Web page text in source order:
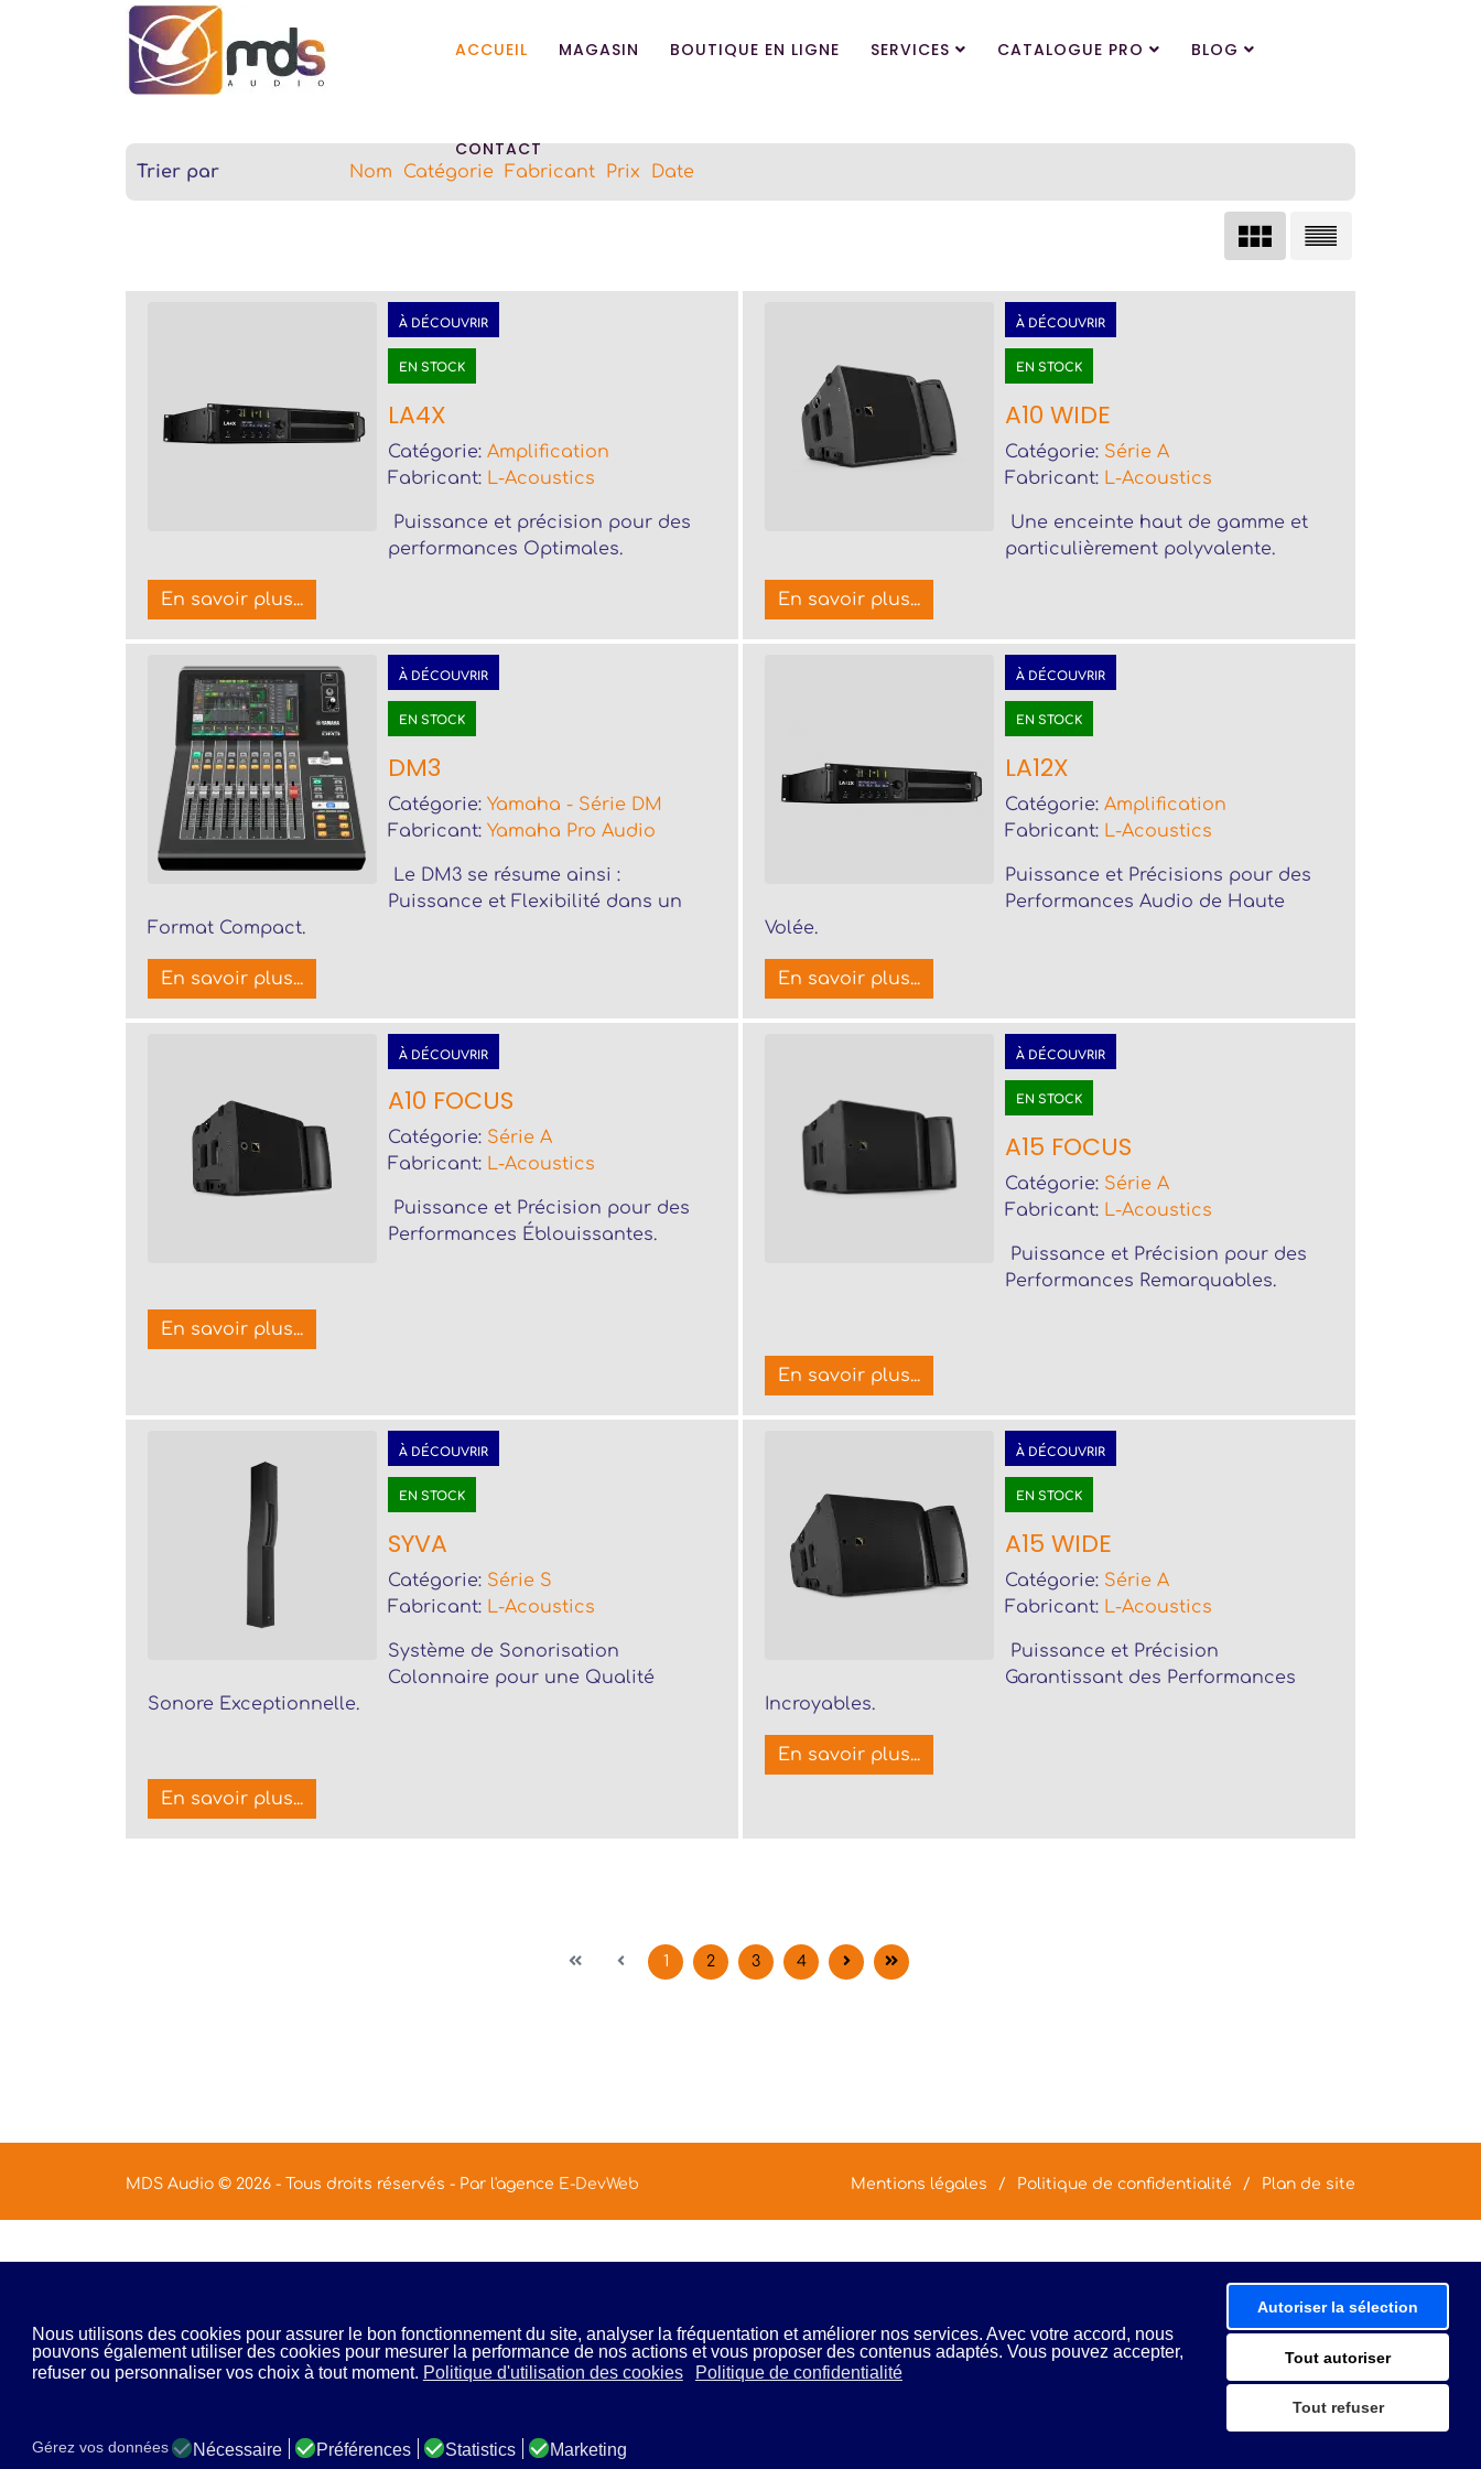
Nous utilisons des cookies pour assurer le bon fonctionnement du site, analyser la fréquentation et améliorer nos services. Avec votre accord, nous
pouvons également utiliser des cookies pour mesurer la performance de nos actions et vous proposer des contenus adaptés. Vous pouvez accepter,
refuser ou personnaliser vos choix à tout moment. Politique d'utilisation des cookies Politique de confidentialité
Autoriser la sélection
Tout autoriser
Tout refuser
Gérez vos données Nécessaire Préférences Statistics Marketing
ACCUEIL MAGASIN BOUTIQUE EN LIGNE SERVICES CATALOGUE PRO BLOG
CONTACT
Trier par Nom Catégorie Fabricant Prix Date
À DÉCOUVRIR
EN STOCK
LA4X
Catégorie: Amplification
Fabricant: L-Acoustics
Puissance et précision pour des
performances Optimales.
En savoir plus...
À DÉCOUVRIR
EN STOCK
A10 WIDE
Catégorie: Série A
Fabricant: L-Acoustics
Une enceinte haut de gamme et
particulièrement polyvalente.
En savoir plus...
À DÉCOUVRIR
EN STOCK
DM3
Catégorie: Yamaha - Série DM
Fabricant: Yamaha Pro Audio
Le DM3 se résume ainsi :
Puissance et Flexibilité dans un
Format Compact.
En savoir plus...
À DÉCOUVRIR
EN STOCK
LA12X
Catégorie: Amplification
Fabricant: L-Acoustics
Puissance et Précisions pour des
Performances Audio de Haute
Volée.
En savoir plus...
À DÉCOUVRIR
A10 FOCUS
Catégorie: Série A
Fabricant: L-Acoustics
Puissance et Précision pour des
Performances Éblouissantes.
En savoir plus...
À DÉCOUVRIR
EN STOCK
A15 FOCUS
Catégorie: Série A
Fabricant: L-Acoustics
Puissance et Précision pour des
Performances Remarquables.
En savoir plus...
À DÉCOUVRIR
EN STOCK
SYVA
Catégorie: Série S
Fabricant: L-Acoustics
Système de Sonorisation
Colonnaire pour une Qualité
Sonore Exceptionnelle.
En savoir plus...
À DÉCOUVRIR
EN STOCK
A15 WIDE
Catégorie: Série A
Fabricant: L-Acoustics
Puissance et Précision
Garantissant des Performances
Incroyables.
En savoir plus...
1 2 3 4
MDS Audio © 2026 - Tous droits réservés - Par l'agence E-DevWeb Mentions légales Politique de confidentialité Plan de site